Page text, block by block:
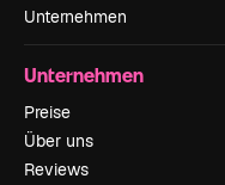
Unternehmen
Unternehmen
Preise
Über uns
Reviews